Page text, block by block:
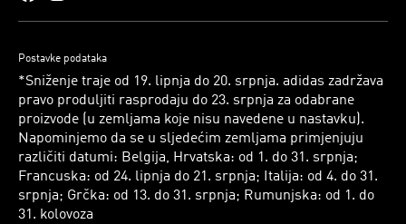
Postavke podataka
*Sniženje traje od 19. lipnja do 20. srpnja. adidas zadržava
pravo produljiti rasprodaju do 23. srpnja za odabrane
proizvode (u zemljama koje nisu navedene u nastavku).
Napominjemo da se u sljedećim zemljama primjenjuju
različiti datumi: Belgija, Hrvatska: od 1. do 31. srpnja;
Francuska: od 24. lipnja do 21. srpnja; Italija: od 4. do 31.
srpnja; Grčka: od 13. do 31. srpnja; Rumunjska: od 1. do
31. kolovoza